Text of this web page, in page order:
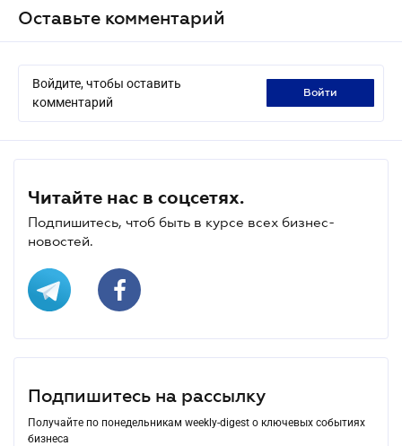
Оставьте комментарий
Войдите, чтобы оставить
комментарий
войти
Читайте нас в соцсетях.
Подпишитесь, чтоб быть в курсе всех бизнес-
новостей.
Подпишитесь на рассылку
Получайте по понедельникам weekly-digest о ключевых событиях
бизнеса